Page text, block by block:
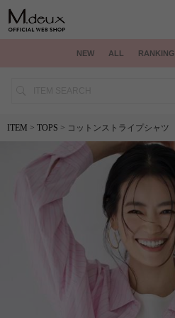
NEW ALL RANKING
ITEM > TOPS > コットンストライプシャツ